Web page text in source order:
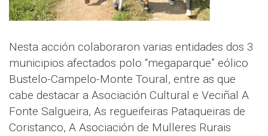
Nesta acción colaboraron varias entidades dos 3
municipios afectados polo “megaparque” eólico
Bustelo-Campelo-Monte Toural, entre as que
cabe destacar a Asociación Cultural e Veciñal A
Fonte Salgueira, As regueifeiras Pataqueiras de
Coristanco, A Asociación de Mulleres Rurais